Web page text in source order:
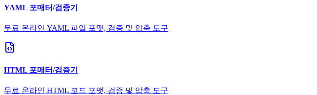
YAML 포매터/검증기
무료 온라인 YAML 파일 포맷, 검증 및 압축 도구
HTML 포매터/검증기
무료 온라인 HTML 코드 포맷, 검증 및 압축 도구